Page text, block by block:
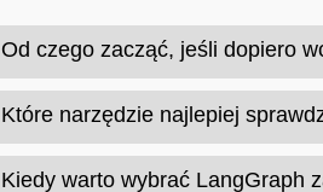
Od czego zacząć, jeśli dopiero
Najprościej zacząć od LangChain,
buduje się agentów w praktyce.
Które narzędzie najlepiej
LangChain jest najbardziej
dopracowanie zachowania agenta).
Kiedy warto wybrać LangGraph